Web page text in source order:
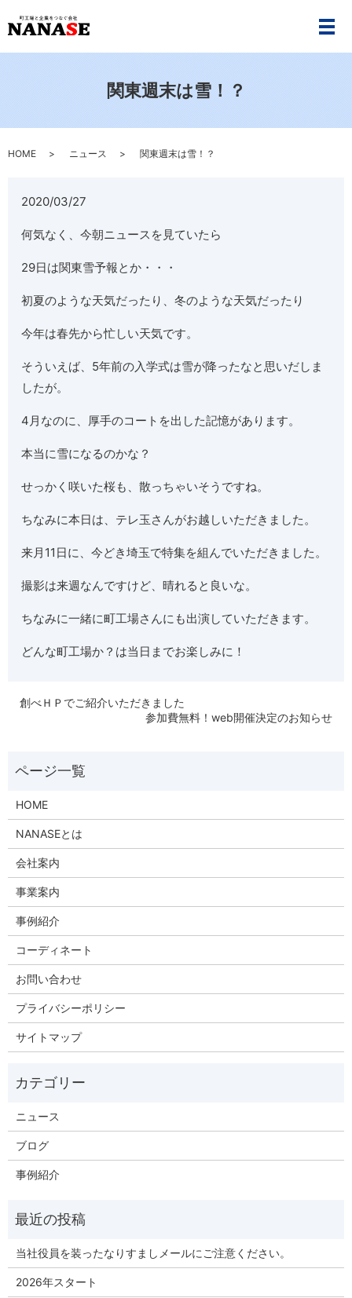
メ
関東週末は雪！？
HOME ニュース 関東週末は雪！？
2020/03/27
何気なく、今朝ニュースを見ていたら
29日は関東雪予報とか・・・
初夏のような天気だったり、冬のような天気だったり
今年は春先から忙しい天気です。
そういえば、5年前の入学式は雪が降ったなと思いだしま
したが。
4月なのに、厚手のコートを出した記憶があります。
本当に雪になるのかな？
せっかく咲いた桜も、散っちゃいそうですね。
ちなみに本日は、テレ玉さんがお越しいただきました。
来月11日に、今どき埼玉で特集を組んでいただきました。
撮影は来週なんですけど、晴れると良いな。
ちなみに一緒に町工場さんにも出演していただきます。
どんな町工場か？は当日までお楽しみに！
創べＨＰでご紹介いただきました
参加費無料！web開催決定のお知らせ
HOME
NANASEとは
会社案内
事業案内
事例紹介
コーディネート
お問い合わせ
プライバシーポリシー
サイトマップ
ニュース
ブログ
事例紹介
当社役員を装ったなりすましメールにご注意ください。
2026年スタート